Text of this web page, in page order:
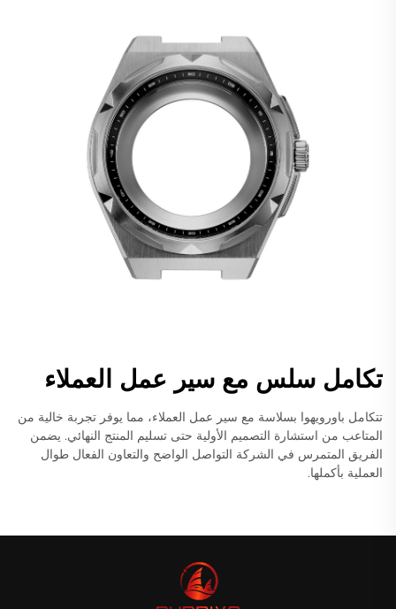
تكامل سلس مع سير عمل العملاء
تتكامل باورويهوا بسلاسة مع سير عمل العملاء، مما يوفر تجربة خالية من
المتاعب من استشارة التصميم الأولية حتى تسليم المنتج النهائي. يضمن
الفريق المتمرس في الشركة التواصل الواضح والتعاون الفعال طوال
العملية بأكملها.